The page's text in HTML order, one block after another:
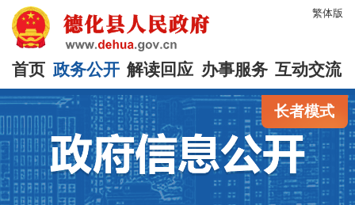
繁体版
首页 政务公开 解读回应 办事服务 互动交流
长者模式